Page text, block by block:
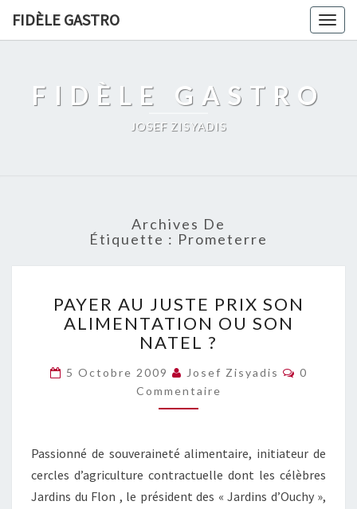
FIDÈLE GASTRO
FIDÈLE GASTRO
JOSEF ZISYADIS
Archives De
Étiquette : Prometerre
AU
JUSTE
PRIX
ALIMENTATION
OU
SON
?
PAYER AU JUSTE PRIX SON
ALIMENTATION OU SON
NATEL ?
5 Octobre 2009 Josef Zisyadis
0
Commentaire
Passionné de souveraineté alimentaire, initiateur de
cercles d’agriculture contractuelle dont les célèbres
Jardins du Flon , le président des « Jardins d’Ouchy »,